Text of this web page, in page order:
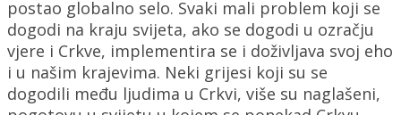
postao globalno selo. Svaki mali problem koji se
dogodi na kraju svijeta, ako se dogodi u ozračju
vjere i Crkve, implementira se i doživljava svoj eho
i u našim krajevima. Neki grijesi koji su se
dogodili među ljudima u Crkvi, više su naglašeni,